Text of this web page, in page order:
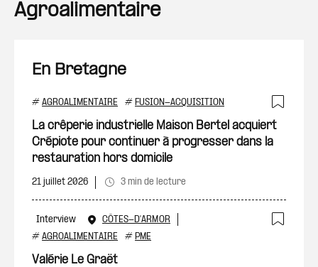
Agroalimentaire
En Bretagne
# AGROALIMENTAIRE # FUSION-ACQUISITION
La crêperie industrielle Maison Bertel acquiert
Crépiote pour continuer à progresser dans la
restauration hors domicile
21 juillet 2026 3 min de lecture
Interview
CÔTES-D'ARMOR
# AGROALIMENTAIRE # PME
Valérie Le Graët